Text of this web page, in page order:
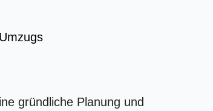
gründliche Planung und